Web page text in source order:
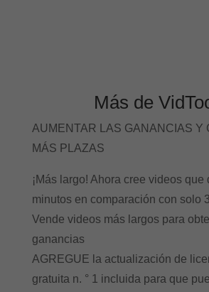
Más de
AUMENTAR LAS GANANCIAS Y
MÁS PLAZAS
¡Más largo! Ahora cree videos que
minutos en comparación con solo
Vende videos más largos para
ganancias
AGREGUE la actualización de
gratuita n. ° 1 incluida para que